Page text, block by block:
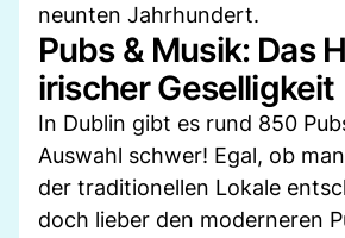
neunten Jahrhundert.
Pubs & Musik: Das
irischer Geselligkeit
In Dublin gibt es rund 850
Auswahl schwer! Egal, ob
der traditionellen Lokale
doch lieber den moderneren